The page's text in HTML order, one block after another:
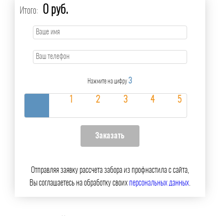
Итого: 0 руб.
Нажмите на цифру 3
Отправляя заявку рассчета забора из профнастила с сайта,
Вы соглашаетесь на обработку своихперсональных данных.